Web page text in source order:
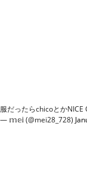
服だったらchicoとかNICE
— 𝕞𝕖𝕚 (@mei28_728)